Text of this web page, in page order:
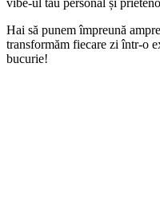
Hai să punem împreună
transformăm fiecare zi într-o
bucurie!